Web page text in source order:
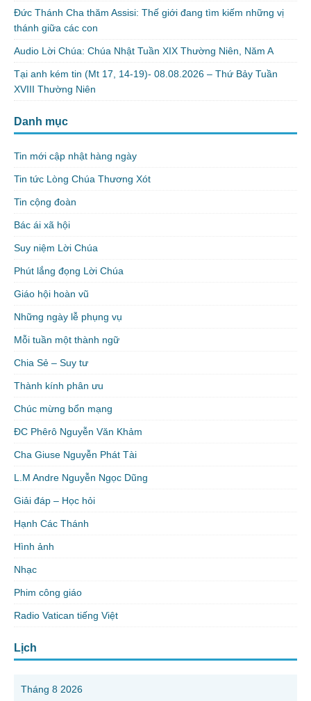
Đức Thánh Cha thăm Assisi: Thế giới đang tìm kiếm những vị
thánh giữa các con
Audio Lời Chúa: Chúa Nhật Tuần XIX Thường Niên, Năm A
Tại anh kém tin (Mt 17, 14-19)- 08.08.2026 – Thứ Bảy Tuần
XVIII Thường Niên
Danh mục
Tin mới cập nhật hàng ngày
Tin tức Lòng Chúa Thương Xót
Tin cộng đoàn
Bác ái xã hội
Suy niệm Lời Chúa
Phút lắng đọng Lời Chúa
Giáo hội hoàn vũ
Những ngày lễ phụng vụ
Mỗi tuần một thành ngữ
Chia Sẻ – Suy tư
Thành kính phân ưu
Chúc mừng bổn mạng
ĐC Phêrô Nguyễn Văn Khảm
Cha Giuse Nguyễn Phát Tài
L.M Andre Nguyễn Ngọc Dũng
Giải đáp – Học hỏi
Hạnh Các Thánh
Hình ảnh
Nhạc
Phim công giáo
Radio Vatican tiếng Việt
Lịch
Tháng 8 2026